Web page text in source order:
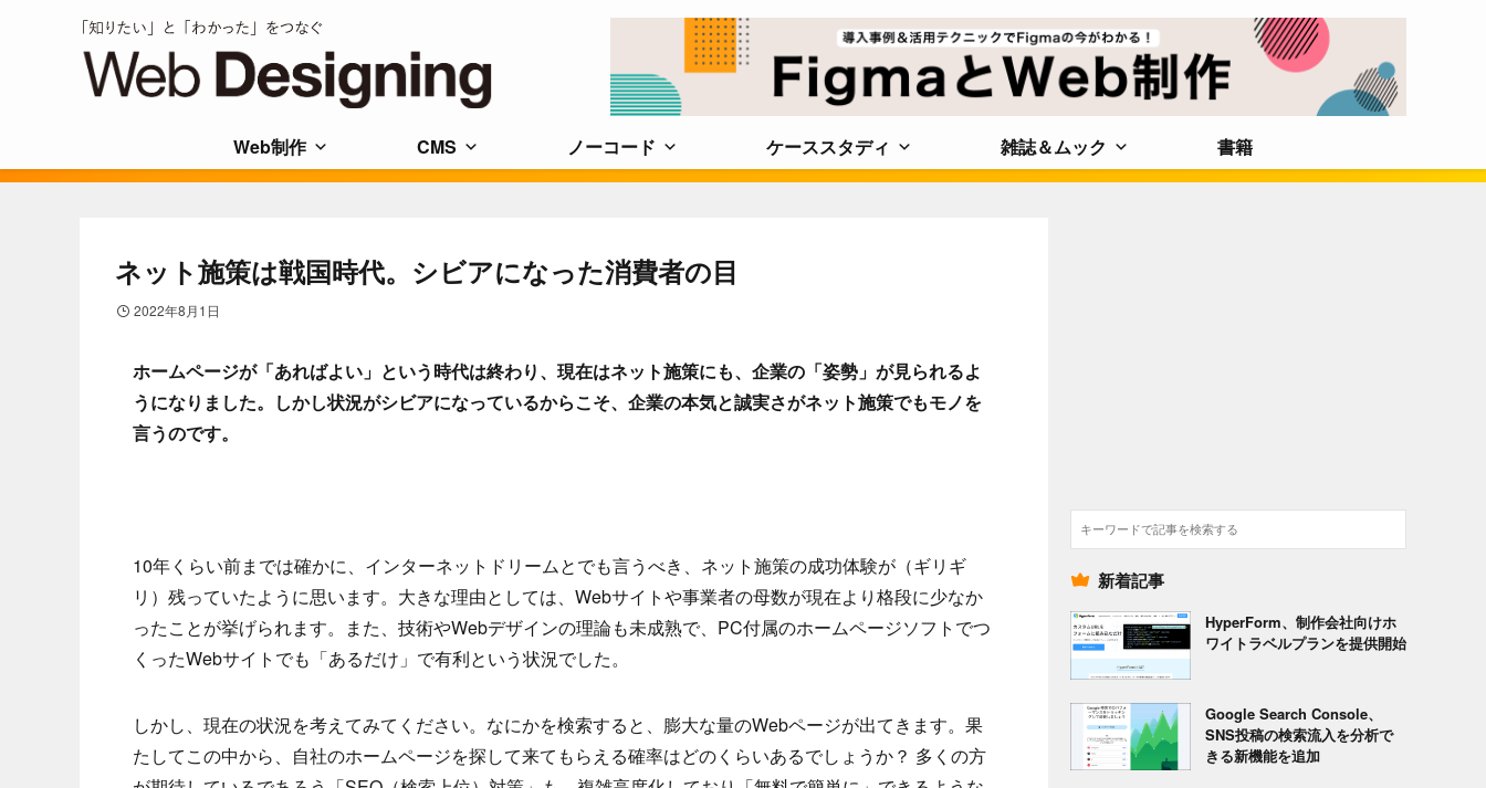
Web制作 CMS ノーコード ケーススタディ 雑誌＆ムック 書籍
ネット施策は戦国時代。シビアになった消費者の目
2022年8月1日
ホームページが「あればよい」という時代は終わり、現在はネット施策にも、企業の「姿勢」が見られるよ
うになりました。しかし状況がシビアになっているからこそ、企業の本気と誠実さがネット施策でもモノを
言うのです。
10年くらい前までは確かに、インターネットドリームとでも言うべき、ネット施策の成功体験が（ギリギ
リ）残っていたように思います。大きな理由としては、Webサイトや事業者の母数が現在より格段に少なか
ったことが挙げられます。また、技術やWebデザインの理論も未成熟で、PC付属のホームページソフトでつ
くったWebサイトでも「あるだけ」で有利という状況でした。
しかし、現在の状況を考えてみてください。なにかを検索すると、膨大な量のWebページが出てきます。果
たしてこの中から、自社のホームページを探して来てもらえる確率はどのくらいあるでしょうか？ 多くの方
検
索
新着記事
HyperForm、制作会社向けホ
ワイトラベルプランを提供開始
Google Search Console、
SNS投稿の検索流入を分析で
きる新機能を追加